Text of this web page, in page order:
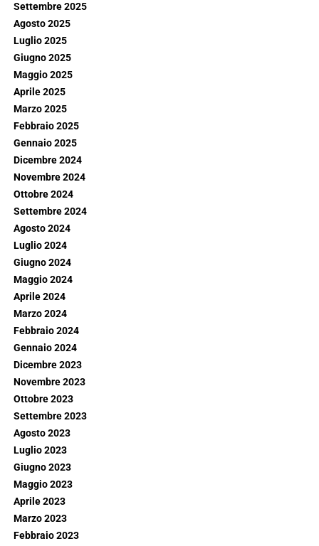
Settembre 2025
Agosto 2025
Luglio 2025
Giugno 2025
Maggio 2025
Aprile 2025
Marzo 2025
Febbraio 2025
Gennaio 2025
Dicembre 2024
Novembre 2024
Ottobre 2024
Settembre 2024
Agosto 2024
Luglio 2024
Giugno 2024
Maggio 2024
Aprile 2024
Marzo 2024
Febbraio 2024
Gennaio 2024
Dicembre 2023
Novembre 2023
Ottobre 2023
Settembre 2023
Agosto 2023
Luglio 2023
Giugno 2023
Maggio 2023
Aprile 2023
Marzo 2023
Febbraio 2023